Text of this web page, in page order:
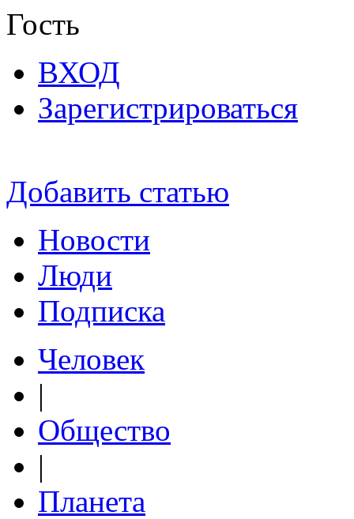
Гость
ВХОД
Зарегистрироваться
Добавить статью
Новости
Люди
Подписка
Человек
|
Общество
|
Планета